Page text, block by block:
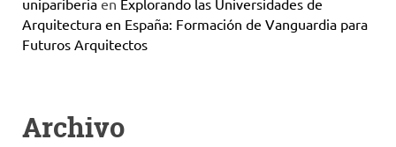
unipariberia en Explorando las Universidades de
Arquitectura en España: Formación de Vanguardia para
Futuros Arquitectos
Archivo